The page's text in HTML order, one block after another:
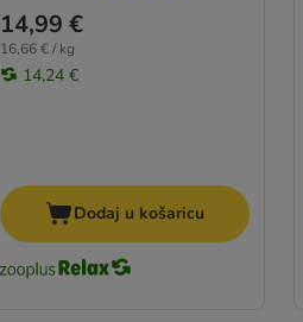
14,99 €
16,66 € / kg
14,24 €
Dodaj u košaricu